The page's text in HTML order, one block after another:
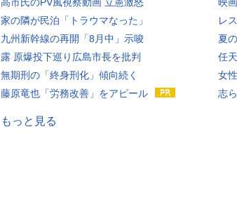
家の隣が民泊「トラウマなった」
九州新幹線の再開「8月中」示唆
露 原爆投下巡り広島市長を批判
無期刑の「終身刑化」傾向続く
藤原竜也「労務改善」をアピール
レ
夏
任
女
志
もっと見る